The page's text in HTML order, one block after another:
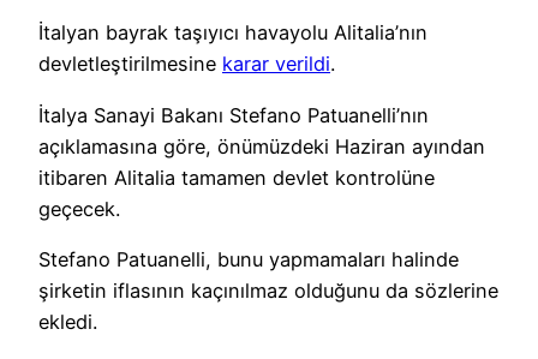
İtalyan bayrak taşıyıcı havayolu Alitalia’nın
devletleştirilmesine karar verildi.
İtalya Sanayi Bakanı Stefano Patuanelli’nın
açıklamasına göre, önümüzdeki Haziran ayından
itibaren Alitalia tamamen devlet kontrolüne
geçecek.
Stefano Patuanelli, bunu yapmamaları halinde
şirketin iflasının kaçınılmaz olduğunu da sözlerine
ekledi.